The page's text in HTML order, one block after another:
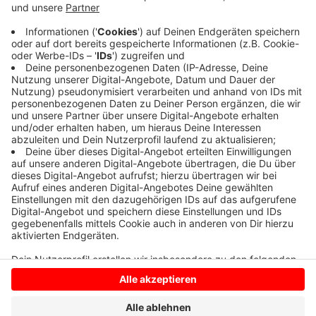
Das entscheidende Gegentor kassiert Ascheberg erst
kurz vor Schluss. Der TuS belegt einen Platz im
Mittelfeld der Tabelle. Roxel verdrängt zumindest bis
zum Wochenende den SV Bösensell von der
Tabellenspitze.
Anzeige
Anzeige